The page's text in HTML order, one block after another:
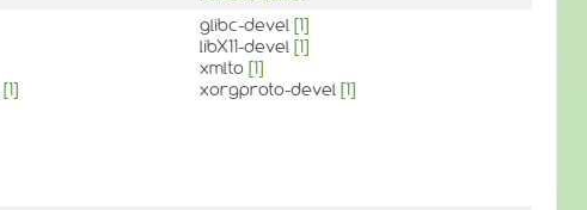
[1]
glibc-devel [1]
libX11-devel [1]
xmlto [1]
xorgproto-devel [1]